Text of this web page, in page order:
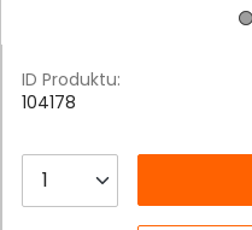
ID Produktu:
104178
__B2C.PRODUCT.QUANTITY